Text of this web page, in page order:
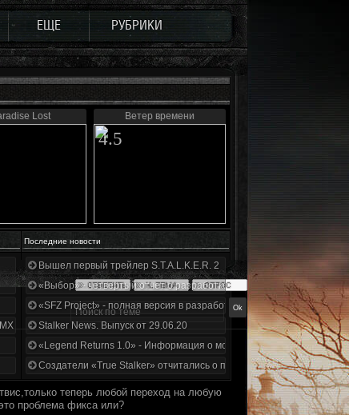
ЕЩЕ РУБРИКИ
Lost Ветер времени
4.5
Последние новости
1.3.5.ООП.МА.К.
Вышел первый трейлер S.T.A.L.K.E.R. 2
«Выбор» - четвертый отчет о разработке!
«SFZ Project» - полная версия в разработке!
Stalker News. Выпуск от 29.06.20
«Legend Returns 1.0» - Информация о моде за июнь 2020
Создатели «True Stalker» отчитались о проделанной работе
теперь любой переход на любую
проблема фикса или?